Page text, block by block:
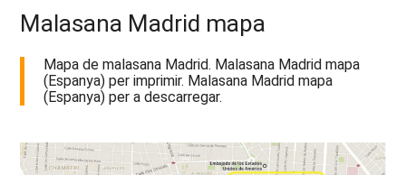
Malasana Madrid mapa
Mapa de malasana Madrid. Malasana Madrid mapa
(Espanya) per imprimir. Malasana Madrid mapa
(Espanya) per a descarregar.